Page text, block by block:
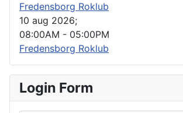
Fredensborg Roklub
10 aug 2026;
08:00AM - 05:00PM
Fredensborg Roklub
Login Form